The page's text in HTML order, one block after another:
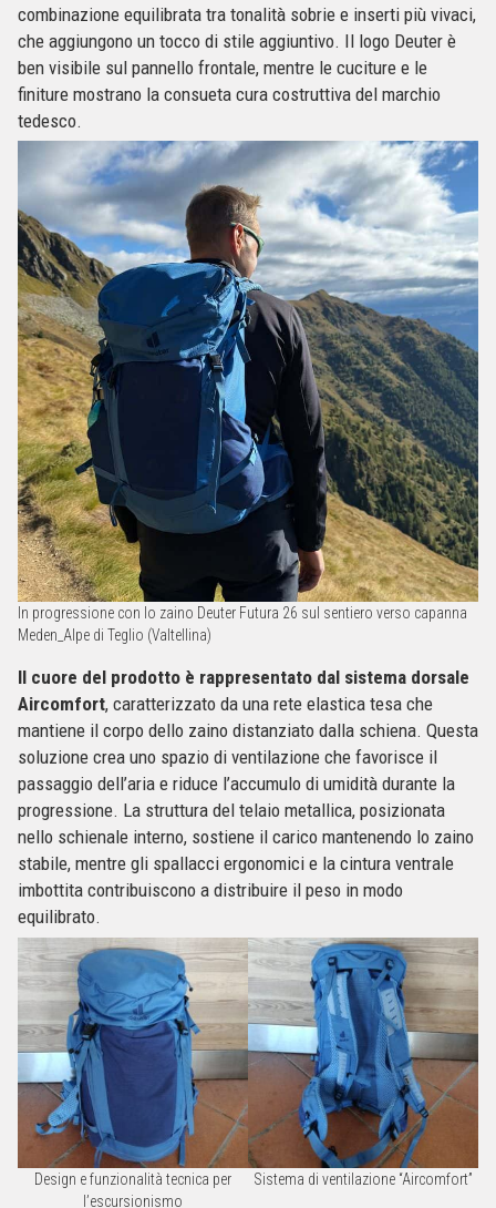
combinazione equilibrata tra tonalità sobrie e inserti più vivaci,
che aggiungono un tocco di stile aggiuntivo. Il logo Deuter è
ben visibile sul pannello frontale, mentre le cuciture e le
finiture mostrano la consueta cura costruttiva del marchio
tedesco.
In progressione con lo zaino Deuter Futura 26 sul sentiero verso capanna
Meden_Alpe di Teglio (Valtellina)
Il cuore del prodotto è rappresentato dal sistema dorsale
Aircomfort, caratterizzato da una rete elastica tesa che
mantiene il corpo dello zaino distanziato dalla schiena. Questa
soluzione crea uno spazio di ventilazione che favorisce il
passaggio dell’aria e riduce l’accumulo di umidità durante la
progressione. La struttura del telaio metallica, posizionata
nello schienale interno, sostiene il carico mantenendo lo zaino
stabile, mentre gli spallacci ergonomici e la cintura ventrale
imbottita contribuiscono a distribuire il peso in modo
equilibrato.
Design e funzionalità tecnica per
l’escursionismo
Sistema di ventilazione “Aircomfort”